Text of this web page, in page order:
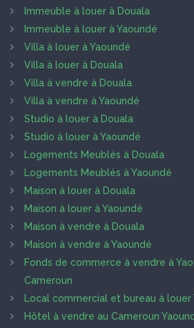
Immeuble à louer à Douala
Immeuble à louer à Yaoundé
Villa à louer à Yaoundé
Villa à louer à Douala
Villa à vendre à Douala
Villa à vendre à Yaoundé
Studio à louer à Douala
Studio à louer à Yaoundé
Logements Meublés à Douala
Logements Meublés à Yaoundé
Maison à louer à Douala
Maison à louer à Yaoundé
Maison à vendre à Douala
Maison à vendre à Yaoundé
Fonds de commerce à vendre à
Cameroun
Local commercial et bureau à louer
Hôtel à vendre au Cameroun